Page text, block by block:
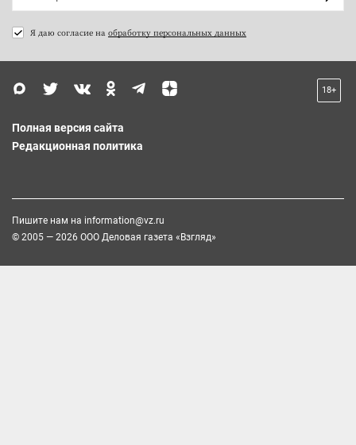
Я даю согласие на обработку персональных данных
18+
Полная версия сайта
Редакционная политика
Пишите нам на information@vz.ru
© 2005 — 2026 ООО Деловая газета «Взгляд»